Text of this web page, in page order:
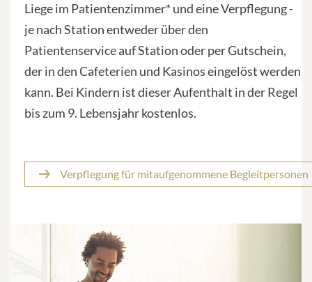
Liege im Patientenzimmer* und eine Verpflegung -
je nach Station entweder über den
Patientenservice auf Station oder per Gutschein,
der in den Cafeterien und Kasinos eingelöst werden
kann. Bei Kindern ist dieser Aufenthalt in der Regel
bis zum 9. Lebensjahr kostenlos.
Verpflegung für mitaufgenommene Begleitpersonen